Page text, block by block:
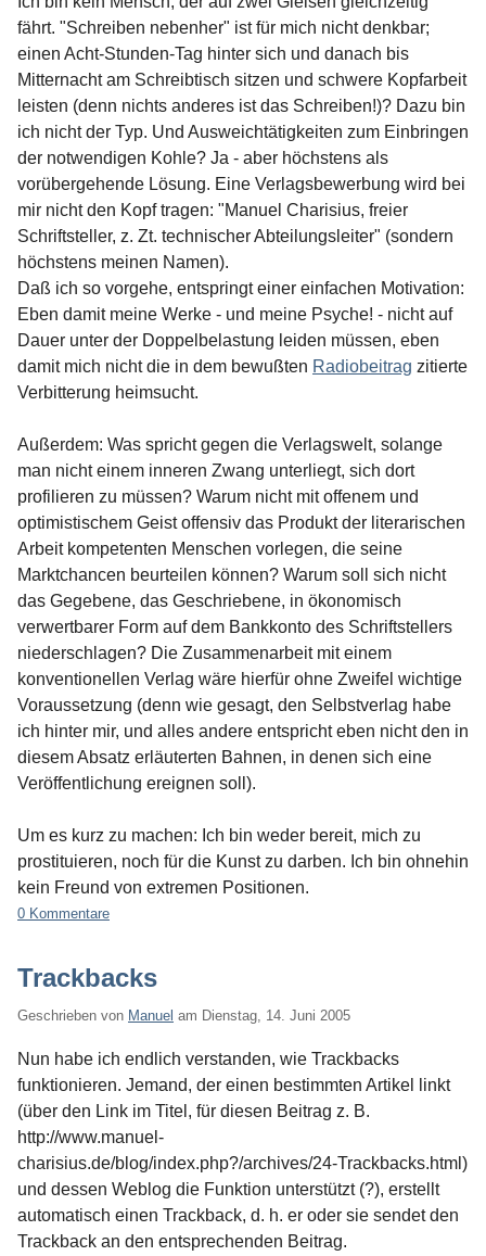
fährt. "Schreiben nebenher" ist für mich nicht denkbar;
einen Acht-Stunden-Tag hinter sich und danach bis
Mitternacht am Schreibtisch sitzen und schwere Kopfarbeit
leisten (denn nichts anderes ist das Schreiben!)? Dazu bin
ich nicht der Typ. Und Ausweichtätigkeiten zum Einbringen
der notwendigen Kohle? Ja - aber höchstens als
vorübergehende Lösung. Eine Verlagsbewerbung wird bei
mir nicht den Kopf tragen: "Manuel Charisius, freier
Schriftsteller, z. Zt. technischer Abteilungsleiter" (sondern
höchstens meinen Namen).
Daß ich so vorgehe, entspringt einer einfachen Motivation:
Eben damit meine Werke - und meine Psyche! - nicht auf
Dauer unter der Doppelbelastung leiden müssen, eben
damit mich nicht die in dem bewußten Radiobeitrag zitierte
Verbitterung heimsucht.
Außerdem: Was spricht gegen die Verlagswelt, solange
man nicht einem inneren Zwang unterliegt, sich dort
profilieren zu müssen? Warum nicht mit offenem und
optimistischem Geist offensiv das Produkt der literarischen
Arbeit kompetenten Menschen vorlegen, die seine
Marktchancen beurteilen können? Warum soll sich nicht
das Gegebene, das Geschriebene, in ökonomisch
verwertbarer Form auf dem Bankkonto des Schriftstellers
niederschlagen? Die Zusammenarbeit mit einem
konventionellen Verlag wäre hierfür ohne Zweifel wichtige
Voraussetzung (denn wie gesagt, den Selbstverlag habe
ich hinter mir, und alles andere entspricht eben nicht den in
diesem Absatz erläuterten Bahnen, in denen sich eine
Veröffentlichung ereignen soll).
Um es kurz zu machen: Ich bin weder bereit, mich zu
prostituieren, noch für die Kunst zu darben. Ich bin ohnehin
kein Freund von extremen Positionen.
0 Kommentare
Trackbacks
Geschrieben von Manuel am Dienstag, 14. Juni 2005
Nun habe ich endlich verstanden, wie Trackbacks
funktionieren. Jemand, der einen bestimmten Artikel linkt
(über den Link im Titel, für diesen Beitrag z. B.
http://www.manuel-
charisius.de/blog/index.php?/archives/24-Trackbacks.html)
und dessen Weblog die Funktion unterstützt (?), erstellt
automatisch einen Trackback, d. h. er oder sie sendet den
Trackback an den entsprechenden Beitrag.